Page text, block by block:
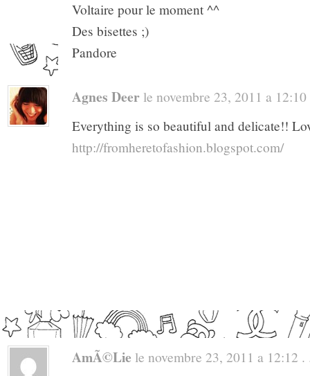
Voltaire pour le moment ^^
Des bisettes ;)
Pandore
Agnes Deer le novembre 23, 2011 a 12:10
Everything is so beautiful and delicate!!
http://fromheretofashion.blogspot.com/
AmÃ©lie le novembre 23, 2011 a 12:12 .